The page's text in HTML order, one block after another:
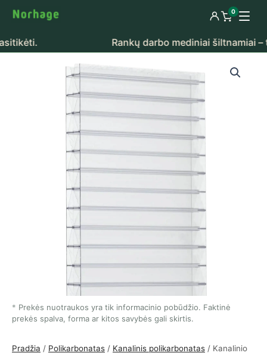
Pereiti prie turinio
Prisijungti
0
Peržiūrėti
Rankų darbo mediniai šiltnamiai –
Prekės nuotraukos yra tik informacinio pobūdžio. Faktinė
prekės spalva, forma ar kitos savybės gali skirtis.
Pradžia / Polikarbonatas / Kanalinis polikarbonatas / Kanalinio